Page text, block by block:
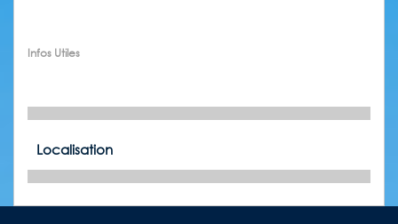
Infos Utiles
Localisation